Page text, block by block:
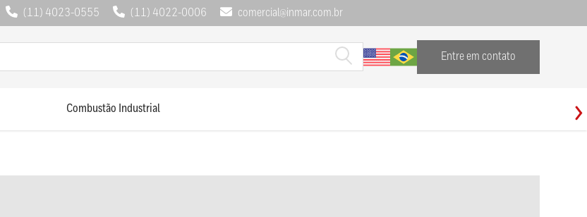
(11) 4023-0555 (11) 4022-0006 comercial@inmar.com.br
Entre em contato
Combustão Industrial